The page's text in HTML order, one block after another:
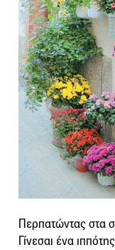
Περπατώντας στα
Γίνεσαι ένα